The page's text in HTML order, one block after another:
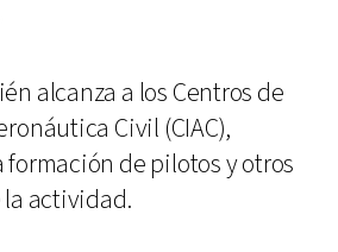
alcanza a los Centros de
Civil (CIAC),
formación de pilotos y otros
actividad.